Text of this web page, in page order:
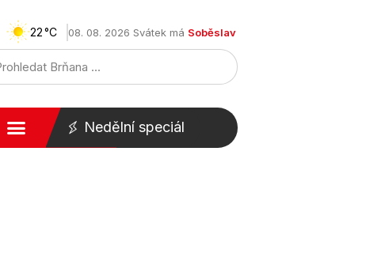
22 08. 08. 2026 Svátek má Soběslav
Nedělní speciál